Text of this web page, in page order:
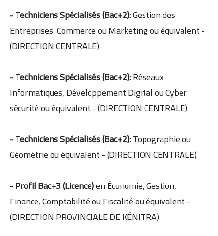
- Techniciens Spécialisés (Bac+2):Gestion des
Entreprises, Commerce ou Marketing ou équivalent -
(DIRECTION CENTRALE)
- Techniciens Spécialisés (Bac+2):Réseaux
Informatiques, Développement Digital ou Cyber
sécurité ou équivalent - (DIRECTION CENTRALE)
- Techniciens Spécialisés (Bac+2):Topographie ou
Géométrie ou équivalent - (DIRECTION CENTRALE)
- Profil Bac+3 (Licence)en Économie, Gestion,
Finance, Comptabilité ou Fiscalité ou équivalent -
(DIRECTION PROVINCIALE DE KÉNITRA)